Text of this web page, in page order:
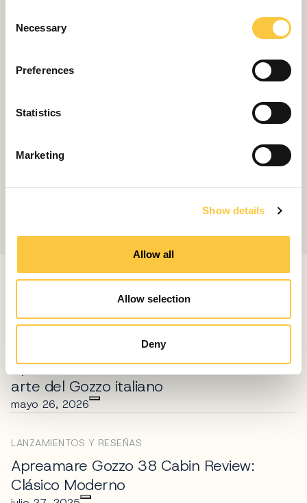
Necessary
Preferences
Statistics
Marketing
Show details
Allow all
Allow selection
Deny
ARTÍCULOS RELACIONADOS
Apreamare Gozzo 48 Cabin Review: El
arte del Gozzo italiano
mayo 26, 2026
LANZAMIENTOS Y RESEÑAS
Apreamare Gozzo 38 Cabin Review:
Clásico Moderno